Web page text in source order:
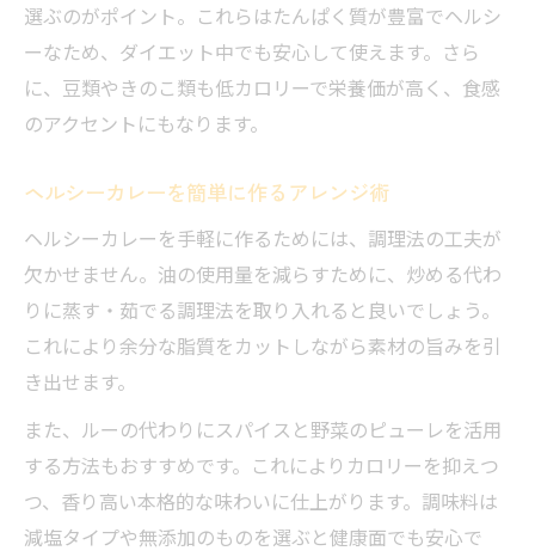
選ぶのがポイント。これらはたんぱく質が豊富でヘルシ
ーなため、ダイエット中でも安心して使えます。さら
に、豆類やきのこ類も低カロリーで栄養価が高く、食感
のアクセントにもなります。
ヘルシーカレーを簡単に作るアレンジ術
ヘルシーカレーを手軽に作るためには、調理法の工夫が
欠かせません。油の使用量を減らすために、炒める代わ
りに蒸す・茹でる調理法を取り入れると良いでしょう。
これにより余分な脂質をカットしながら素材の旨みを引
き出せます。
また、ルーの代わりにスパイスと野菜のピューレを活用
する方法もおすすめです。これによりカロリーを抑えつ
つ、香り高い本格的な味わいに仕上がります。調味料は
減塩タイプや無添加のものを選ぶと健康面でも安心で